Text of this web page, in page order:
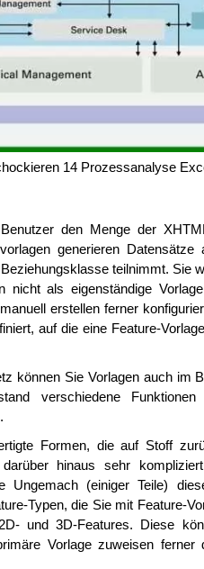
14 Prozessanalyse
den Menge der
generieren Datensätze
teilnimmt. Sie
nicht als eigenständige
erstellen ferner
auf die eine Feature-
können Sie Vorlagen auch im
verschiedene Funktionen
Formen, die auf Stoff
hinaus sehr
Ungemach (einiger Teile)
Typen, die Sie mit Feature-
und 3D-Features. Diese
Vorlage zuweisen